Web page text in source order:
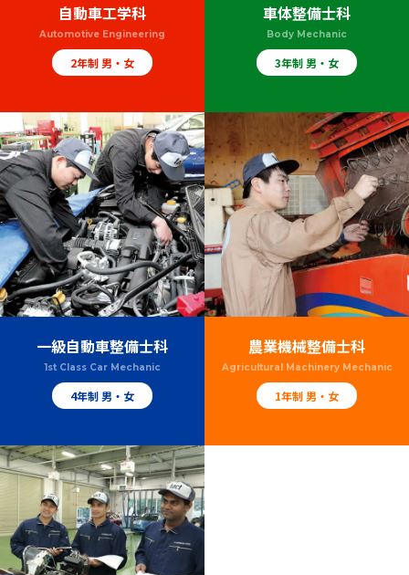
自動車工学科
Automotive Engineering
2年制 男・女
車体整備士科
Body Mechanic
3年制 男・女
一級自動車整備士科
1st Class Car Mechanic
4年制 男・女
農業機械整備士科
Agricultural Machinery Mechanic
1年制 男・女